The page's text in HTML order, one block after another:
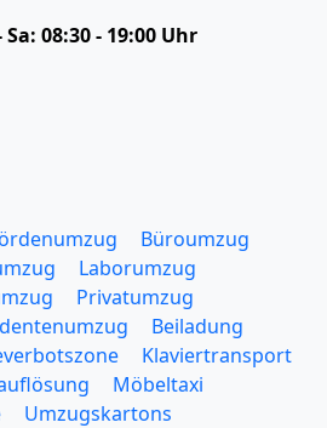
Sa: 08:30 - 19:00 Uhr
Büroumzug
Laborumzug
Privatumzug
Beiladung
Klaviertransport
Möbeltaxi
Umzugskartons